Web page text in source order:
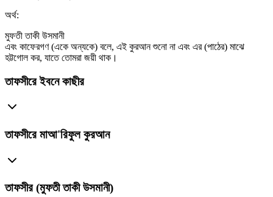
অর্থ:
মুফতী তাকী উসমানী
এবং কাফেরগণ (একে অন্যকে) বলে, এই কুরআন শুনো না এবং এর (পাঠের) মাঝে
হট্টগোল কর, যাতে তোমরা জয়ী থাক।
তাফসীরে ইবনে কাছীর
তাফসীরে মাআ'রিফুল কুরআন
তাফসীর (মুফতী তাকী উসমানী)